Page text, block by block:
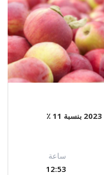
ساعة
12:53